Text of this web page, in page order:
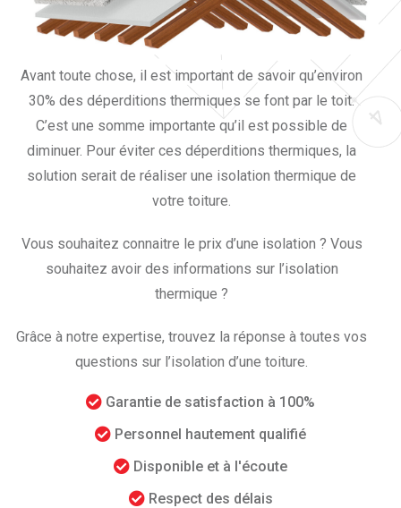
Avant toute chose, il est important de savoir qu’environ
30% des déperditions thermiques se font par le toit.
C’est une somme importante qu’il est possible de
diminuer. Pour éviter ces déperditions thermiques, la
solution serait de réaliser une isolation thermique de
votre toiture.
Vous souhaitez connaitre le prix d’une isolation ? Vous
souhaitez avoir des informations sur l’isolation
thermique ?
Grâce à notre expertise, trouvez la réponse à toutes vos
questions sur l’isolation d’une toiture.
Garantie de satisfaction à 100%
Personnel hautement qualifié
Disponible et à l'écoute
Respect des délais